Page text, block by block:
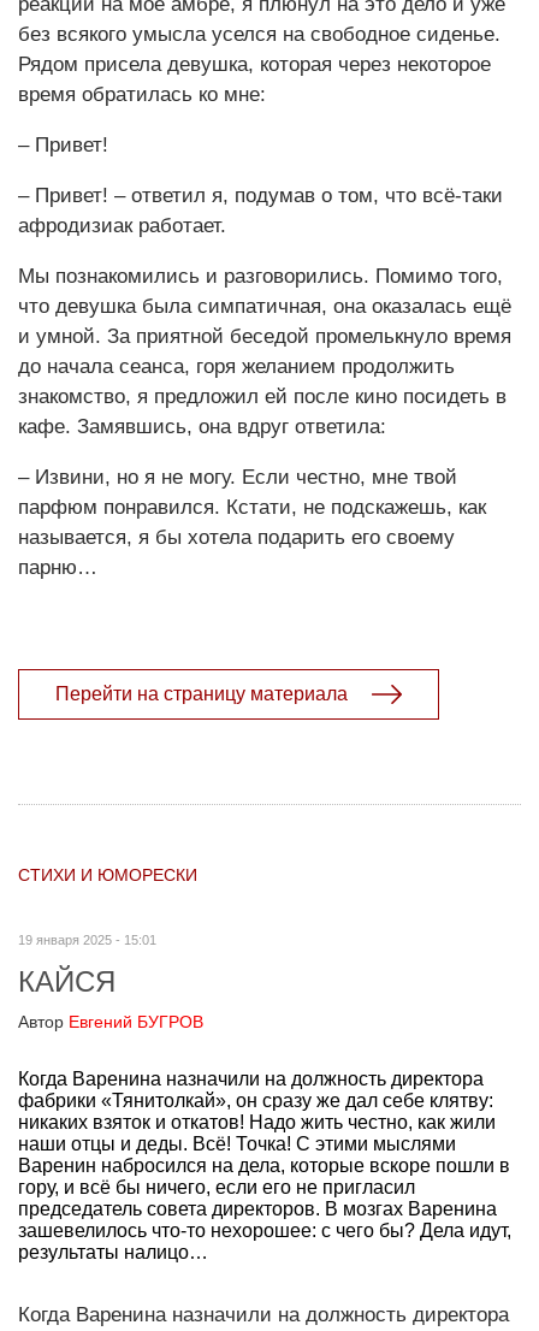
без всякого умысла уселся на свободное сиденье.
Рядом присела девушка, которая через некоторое
время обратилась ко мне:
– Привет!
– Привет! – ответил я, подумав о том, что всё-таки
афродизиак работает.
Мы познакомились и разговорились. Помимо того,
что девушка была симпатичная, она оказалась ещё
и умной. За приятной беседой промелькнуло время
до начала сеанса, горя желанием продолжить
знакомство, я предложил ей после кино посидеть в
кафе. Замявшись, она вдруг ответила:
– Извини, но я не могу. Если честно, мне твой
парфюм понравился. Кстати, не подскажешь, как
называется, я бы хотела подарить его своему
парню…
Перейти на страницу материала
СТИХИ И ЮМОРЕСКИ
19 января 2025 - 15:01
КАЙСЯ
Автор Евгений БУГРОВ
Когда Варенина назначили на должность директора
фабрики «Тянитолкай», он сразу же дал себе клятву:
никаких взяток и откатов! Надо жить честно, как жили
наши отцы и деды. Всё! Точка! С этими мыслями
Варенин набросился на дела, которые вскоре пошли в
гору, и всё бы ничего, если его не пригласил
председатель совета директоров. В мозгах Варенина
зашевелилось что-то нехорошее: с чего бы? Дела идут,
результаты налицо…
Когда Варенина назначили на должность директора